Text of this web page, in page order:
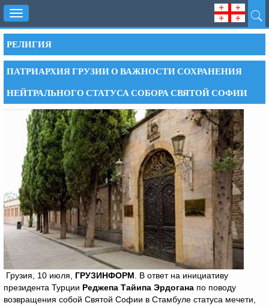
Toggle
navigation
РЕЛИГИЯ
ПАТРИАРХИЯ ГРУЗИИ О ВАЖНОСТИ СОХРАНЕНИЯ
НЕЙТРАЛЬНОГО СТАТУСА СОБОРА СВЯТОЙ СОФИИ
Грузия, 10 июля, ГРУЗИНФОРМ . В ответ на инициативу
президента Турции Реджепа Тайипа Эрдогана по поводу
возвращения собой Святой Софии в Стамбуле статуса мечети,